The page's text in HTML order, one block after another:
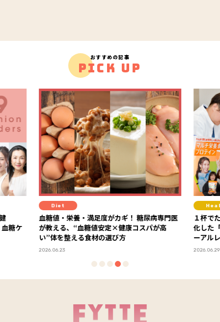
おすすめの記事
PICK UP
糖ケ
Diet
血糖値・栄養・満足度がカギ！ 糖尿病専門医
が教える、“血糖値安定×健康コスパが高
い”体を整える食材の選び方
2026.06.23
１杯で
化した
ーアル
2026.06.29